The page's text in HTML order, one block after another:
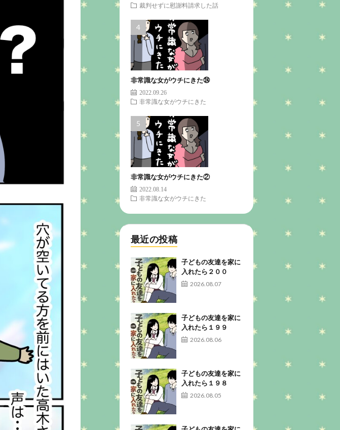
裁判せずに慰謝料請求した話
非常識な女がウチにきた㉔
2022.09.26
非常識な女がウチにきた
非常識な女がウチにきた②
2022.08.14
非常識な女がウチにきた
最近の投稿
子どもの友達を家に
入れたら２００
2026.08.07
子どもの友達を家に
入れたら１９９
2026.08.06
子どもの友達を家に
入れたら１９８
2026.08.05